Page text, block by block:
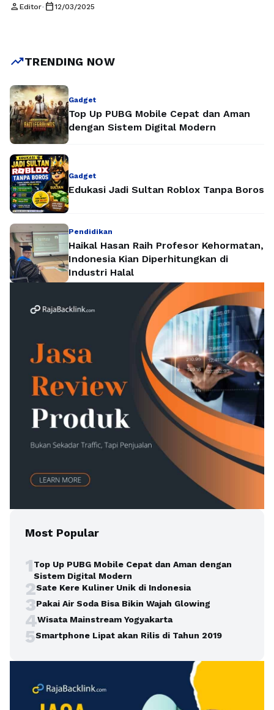
Baktiono kepada DPP PDIP di Jakarta. Laporan ini terkait
ditandatangani Achmad …
person Editor• calendar_today12/03/2025
trending_upTRENDING NOW
Gadget
Top Up PUBG Mobile Cepat dan Aman
dengan Sistem Digital Modern
Gadget
Edukasi Jadi Sultan Roblox Tanpa Boros
Pendidikan
Haikal Hasan Raih Profesor Kehormatan,
Indonesia Kian Diperhitungkan di
Industri Halal
Most Popular
1Top Up PUBG Mobile Cepat dan Aman dengan
Sistem Digital Modern
2Sate Kere Kuliner Unik di Indonesia
3Pakai Air Soda Bisa Bikin Wajah Glowing
4Wisata Mainstream Yogyakarta
5Smartphone Lipat akan Rilis di Tahun 2019